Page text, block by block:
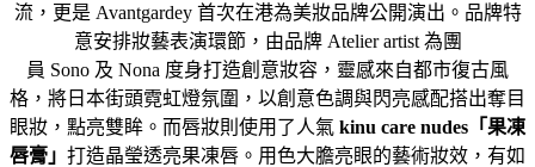
流，更是 Avantgardey 首次在港為美妝品牌公開演出。品牌特
意安排妝藝表演環節，由品牌 Atelier artist 為團
員 Sono 及 Nona 度身打造創意妝容，靈感來自都市復古風
格，將日本街頭霓虹燈氛圍，以創意色調與閃亮感配搭出奪目
眼妝，點亮雙眸。而唇妝則使用了人氣 kinu care nudes「果凍
唇膏」 打造晶瑩透亮果凍唇。用色大膽亮眼的藝術妝效，有如